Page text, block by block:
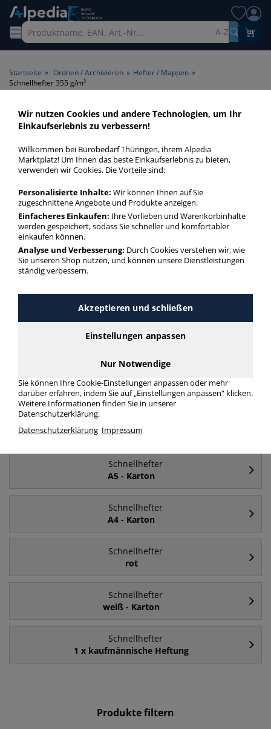
A-Z
Startseite » Ordnen / Archivieren » Hefter / Mappen »
Schnellhefter 355 g/m²
Schnellhefter 355 g/m² >
Papiergrammatur 355 g/m²
Schnellhefter 355 gm² in bester Qualität zum günstigen
Filter-Funktion.
Schnellhefter 355 g/m²
mehr Infos zur Kategorie
Schnellhefter
türkis
Kunststoff
A4
Schnellhefter
A5 - Karton
Schnellhefter
A4 - Karton
Schnellhefter
rot
Schnellhefter
weiß - Karton
Schnellhefter
1 x kaufmännische Heftung
Produkte filtern
Wir nutzen Cookies und andere Technologien, um Ihr
Einkaufserlebnis zu verbessern!
Willkommen bei Bürobedarf Thüringen, ihrem Alpedia
Marktplatz! Um Ihnen das beste Einkaufserlebnis zu bieten,
verwenden wir Cookies. Die Vorteile sind:
Personalisierte Inhalte: Wir können Ihnen auf Sie
zugeschnittene Angebote und Produkte anzeigen.
Einfacheres Einkaufen: Ihre Vorlieben und Warenkorbinhalte
werden gespeichert, sodass Sie schneller und komfortabler
einkaufen können.
Analyse und Verbesserung: Durch Cookies verstehen wir, wie
Sie unseren Shop nutzen, und können unsere Dienstleistungen
ständig verbessern.
Akzeptieren und schließen
Einstellungen anpassen
Nur Notwendige
Sie können Ihre Cookie-Einstellungen anpassen oder mehr
darüber erfahren, indem Sie auf „Einstellungen anpassen“ klicken.
Weitere Informationen finden Sie in unserer
Datenschutzerklärung.
Datenschutzerklärung Impressum